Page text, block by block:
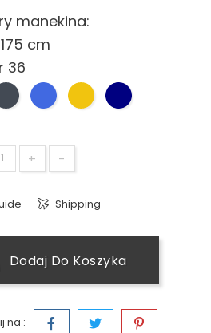
manekina:
cm
36
Czarny NiebieskiŻółty Granat
+ -
Shipping
Dodaj Do Koszyka
na :